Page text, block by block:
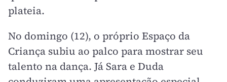
plateia.
No domingo (12), o próprio Espaço da
Criança subiu ao palco para mostrar seu
talento na dança. Já Sara e Duda